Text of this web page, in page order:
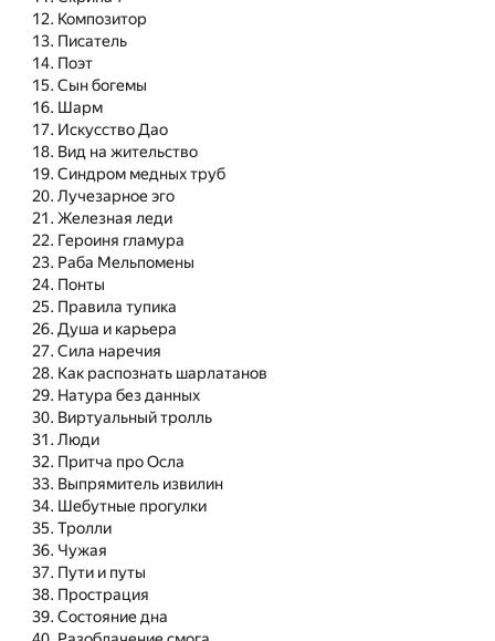
Композитор
Писатель
Поэт
Сын богемы
Шарм
Искусство Дао
Вид на жительство
Синдром медных труб
Лучезарное эго
Железная леди
Героиня гламура
Раба Мельпомены
Понты
Правила тупика
Душа и карьера
Сила наречия
Как распознать шарлатанов
Натура без данных
Виртуальный тролль
Люди
Притча про Осла
Выпрямитель извилин
Шебутные прогулки
Тролли
Чужая
Пути и путы
Прострация
Состояние дна